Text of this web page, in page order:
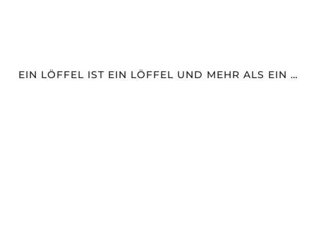
EIN LÖFFEL IST EIN LÖFFEL UND MEHR ALS EIN …